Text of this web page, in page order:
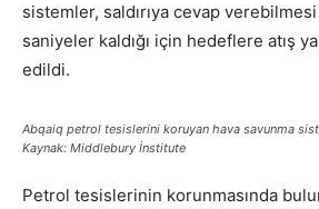
sistemler, saldırıya cevap
saniyeler kaldığı için hedeflere atış
edildi.
Abqaiq petrol tesislerini koruyan hava savunma
Kaynak: Middlebury İnstitute
Petrol tesislerinin korunmasında